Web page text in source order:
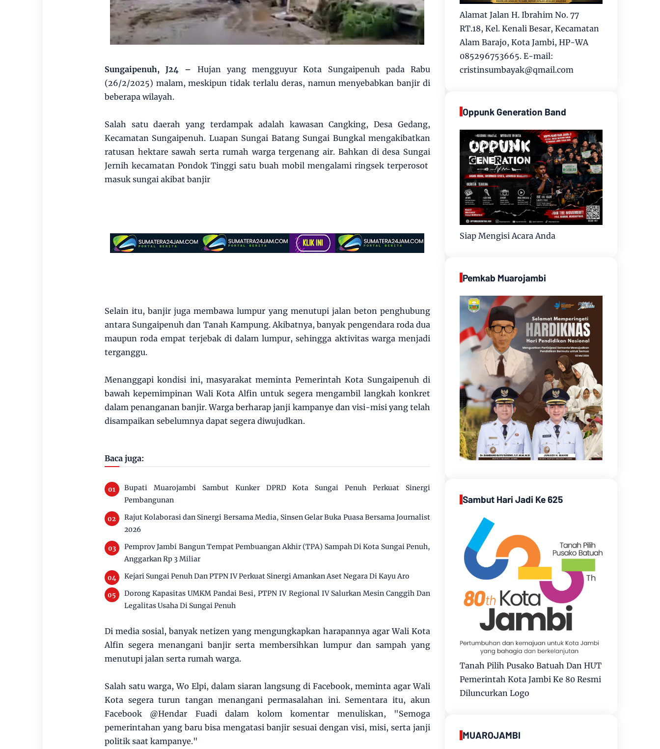
Sungaipenuh, J24 – Hujan yang mengguyur Kota Sungaipenuh pada Rabu
(26/2/2025) malam, meskipun tidak terlalu deras, namun menyebabkan banjir di
beberapa wilayah.
Salah satu daerah yang terdampak adalah kawasan Cangking, Desa Gedang,
Kecamatan Sungaipenuh. Luapan Sungai Batang Sungai Bungkal mengakibatkan
ratusan hektare sawah serta rumah warga tergenang air. Bahkan di desa Sungai
Jernih kecamatan Pondok Tinggi satu buah mobil mengalami ringsek terperosot
masuk sungai akibat banjir
Selain itu, banjir juga membawa lumpur yang menutupi jalan beton penghubung
antara Sungaipenuh dan Tanah Kampung. Akibatnya, banyak pengendara roda dua
maupun roda empat terjebak di dalam lumpur, sehingga aktivitas warga menjadi
terganggu.
Menanggapi kondisi ini, masyarakat meminta Pemerintah Kota Sungaipenuh di
bawah kepemimpinan Wali Kota Alfin untuk segera mengambil langkah konkret
dalam penanganan banjir. Warga berharap janji kampanye dan visi-misi yang telah
disampaikan sebelumnya dapat segera diwujudkan.
Baca juga:
Bupati Muarojambi Sambut Kunker DPRD Kota Sungai Penuh Perkuat Sinergi
Pembangunan
Rajut Kolaborasi dan Sinergi Bersama Media, Sinsen Gelar Buka Puasa Bersama Journalist
2026
Pemprov Jambi Bangun Tempat Pembuangan Akhir (TPA) Sampah Di Kota Sungai Penuh,
Anggarkan Rp 3 Miliar
Kejari Sungai Penuh Dan PTPN IV Perkuat Sinergi Amankan Aset Negara Di Kayu Aro
Dorong Kapasitas UMKM Pandai Besi, PTPN IV Regional IV Salurkan Mesin Canggih Dan
Legalitas Usaha Di Sungai Penuh
Di media sosial, banyak netizen yang mengungkapkan harapannya agar Wali Kota
Alfin segera menangani banjir serta membersihkan lumpur dan sampah yang
menutupi jalan serta rumah warga.
Salah satu warga, Wo Elpi, dalam siaran langsung di Facebook, meminta agar Wali
Kota segera turun tangan menangani permasalahan ini. Sementara itu, akun
Facebook @Hendar Fuadi dalam kolom komentar menuliskan, "Semoga
pemerintahan yang baru bisa mengatasi banjir sesuai dengan visi, misi, serta janji
politik saat kampanye."
Alamat Jalan H. Ibrahim No. 77
RT.18, Kel. Kenali Besar, Kecamatan
Alam Barajo, Kota Jambi, HP-WA
085296753665. E-mail:
cristinsumbayak@qmail.com
Oppunk Generation Band
Siap Mengisi Acara Anda
Pemkab Muarojambi
Sambut Hari Jadi Ke 625
Tanah Pilih Pusako Batuah Dan HUT
Pemerintah Kota Jambi Ke 80 Resmi
Diluncurkan Logo
MUAROJAMBI